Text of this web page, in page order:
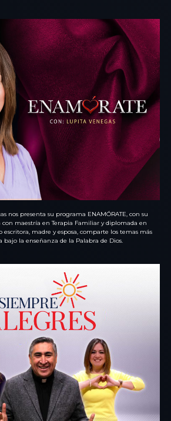
nos presenta su programa ENAMÓRATE, con su
maestría en Terapia Familiar y diplomada en
escritora, madre y esposa, comparte los temas más
la enseñanza de la Palabra de Dios.